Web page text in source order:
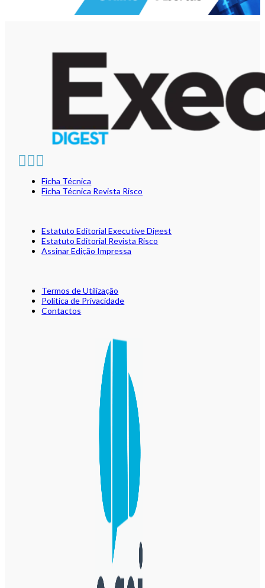
Ficha Técnica
Ficha Técnica Revista Risco
Estatuto Editorial Executive Digest
Estatuto Editorial Revista Risco
Assinar Edição Impressa
Termos de Utilização
Política de Privacidade
Contactos